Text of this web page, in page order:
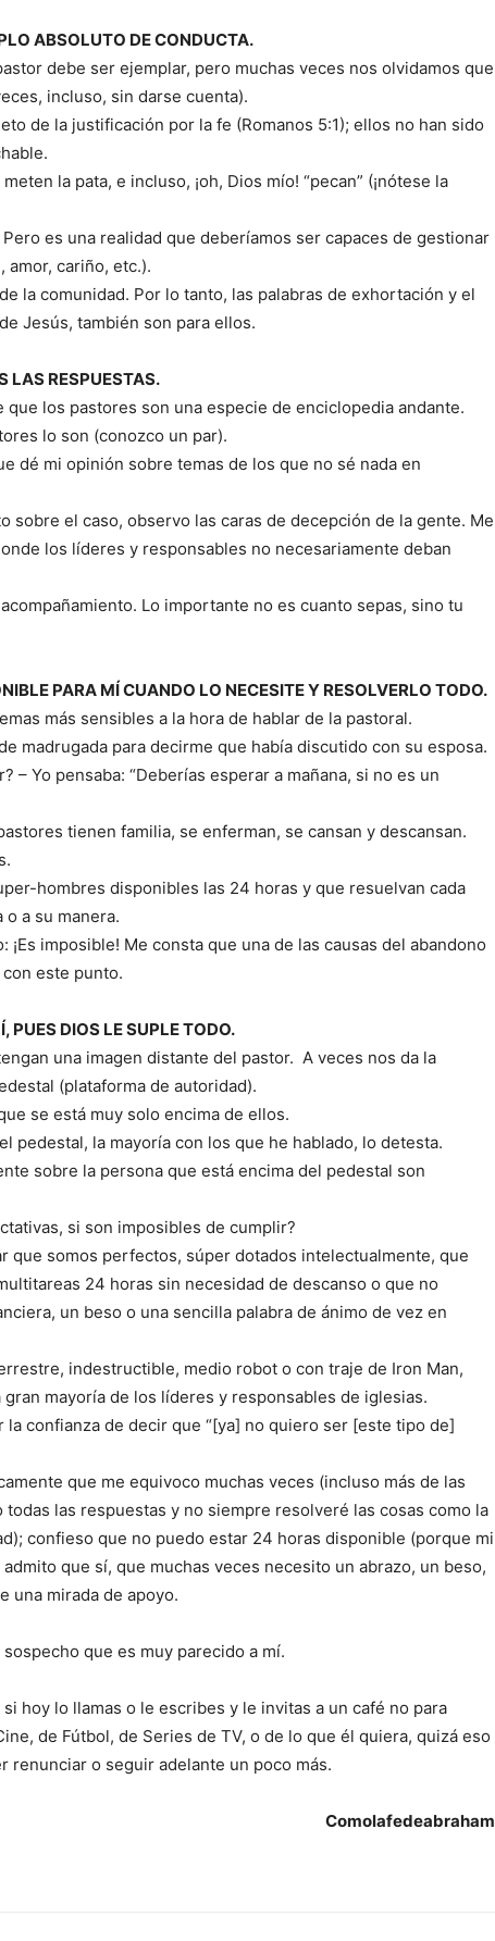
ABSOLUTO DE CONDUCTA.
debe ser ejemplar, pero muchas veces nos olvidamos que
incluso, sin darse cuenta).
de la justificación por la fe (Romanos 5:1); ellos no han sido
la pata, e incluso, ¡oh, Dios mío! “pecan” (¡nótese la
es una realidad que deberíamos ser capaces de gestionar
amor, cariño, etc.).
la comunidad. Por lo tanto, las palabras de exhortación y el
Jesús, también son para ellos.
LAS RESPUESTAS.
los pastores son una especie de enciclopedia andante.
lo son (conozco un par).
dé mi opinión sobre temas de los que no sé nada en
sobre el caso, observo las caras de decepción de la gente. Me
los líderes y responsables no necesariamente deban
Lo importante no es cuanto sepas, sino tu
PARA MÍ CUANDO LO NECESITE Y RESOLVERLO TODO.
más sensibles a la hora de hablar de la pastoral.
madrugada para decirme que había discutido con su esposa.
– Yo pensaba: “Deberías esperar a mañana, si no es un
tienen familia, se enferman, se cansan y descansan.
hombres disponibles las 24 horas y que resuelvan cada
a su manera.
imposible! Me consta que una de las causas del abandono
este punto.
PUES DIOS LE SUPLE TODO.
una imagen distante del pastor. A veces nos da la
(plataforma de autoridad).
se está muy solo encima de ellos.
pedestal, la mayoría con los que he hablado, lo detesta.
sobre la persona que está encima del pedestal son
si son imposibles de cumplir?
que somos perfectos, súper dotados intelectualmente, que
24 horas sin necesidad de descanso o que no
un beso o una sencilla palabra de ánimo de vez en
indestructible, medio robot o con traje de Iron Man,
mayoría de los líderes y responsables de iglesias.
confianza de decir que “[ya] no quiero ser [este tipo de]
que me equivoco muchas veces (incluso más de las
las respuestas y no siempre resolveré las cosas como la
confieso que no puedo estar 24 horas disponible (porque mi
que sí, que muchas veces necesito un abrazo, un beso,
una mirada de apoyo.
que es muy parecido a mí.
hoy lo llamas o le escribes y le invitas a un café no para
de Fútbol, de Series de TV, o de lo que él quiera, quizá eso
renunciar o seguir adelante un poco más.
Comolafedeabraham